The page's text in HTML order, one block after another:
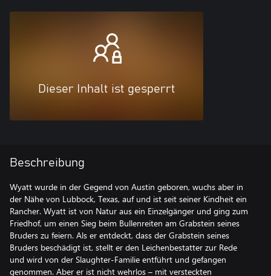
Dieser Inhalt ist gesperrt
Beschreibung
Wyatt wurde in der Gegend von Austin geboren, wuchs aber in
der Nähe von Lubbock, Texas, auf und ist seit seiner Kindheit ein
Rancher. Wyatt ist von Natur aus ein Einzelgänger und ging zum
Friedhof, um einen Sieg beim Bullenreiten am Grabstein seines
Bruders zu feiern. Als er entdeckt, dass der Grabstein seines
Bruders beschädigt ist, stellt er den Leichenbestatter zur Rede
und wird von der Slaughter-Familie entführt und gefangen
genommen. Aber er ist nicht wehrlos – mit versteckten